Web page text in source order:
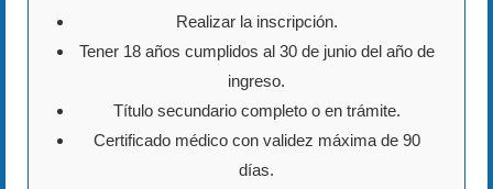
Realizar la inscripción.
Tener 18 años cumplidos al 30 de junio del año de
ingreso.
Título secundario completo o en trámite.
Certificado médico con validez máxima de 90
días.